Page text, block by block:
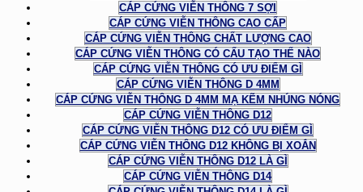
CÁP CỨNG VIỄN THÔNG 7 SỢI
CÁP CỨNG VIỄN THÔNG CAO CẤP
CÁP CỨNG VIỄN THÔNG CHẤT LƯỢNG CAO
CÁP CỨNG VIỄN THÔNG CÓ CẤU TẠO THẾ NÀO
CÁP CỨNG VIỄN THÔNG CÓ ƯU ĐIỂM GÌ
CÁP CỨNG VIỄN THÔNG D 4MM
CÁP CỨNG VIỄN THÔNG D 4MM MẠ KẼM NHÚNG NÓNG
CÁP CỨNG VIỄN THÔNG D12
CÁP CỨNG VIỄN THÔNG D12 CÓ ƯU ĐIỂM GÌ
CÁP CỨNG VIỄN THÔNG D12 KHÔNG BỊ XOẮN
CÁP CỨNG VIỄN THÔNG D12 LÀ GÌ
CÁP CỨNG VIỄN THÔNG D14